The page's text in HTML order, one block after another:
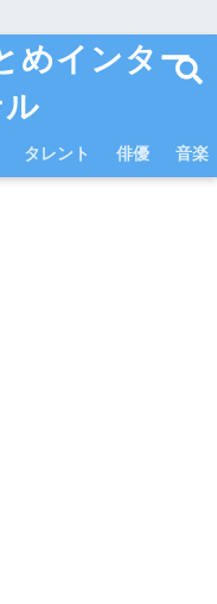
めインター
タレント 俳優 音楽